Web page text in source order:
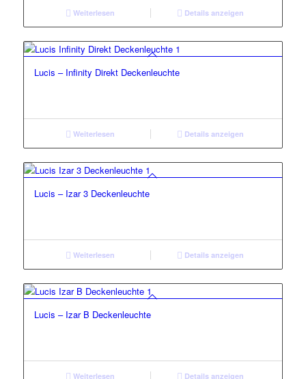
Weiterlesen Details anzeigen
Lucis – Infinity Direkt Deckenleuchte
Weiterlesen Details anzeigen
Lucis – Izar 3 Deckenleuchte
Weiterlesen Details anzeigen
Lucis – Izar B Deckenleuchte
Weiterlesen Details anzeigen